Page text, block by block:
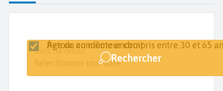
Lieu de retrait
Date de retrait
Sélectionner une date
Date de retour
Sélectionner une date
Retour au même endroit
Âge du conducteur compris entre 30 et 65
Rechercher